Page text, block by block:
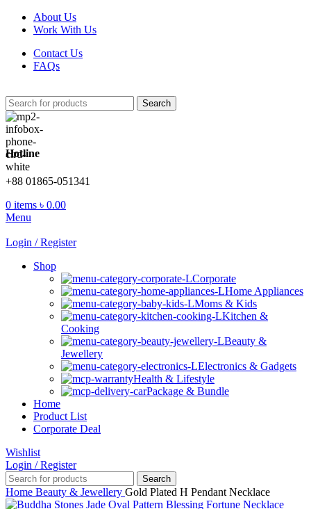
About Us
Work With Us
Contact Us
FAQs
Search
Hotline
+88 01865-051341
0 items ৳ 0.00
Menu
Login / Register
Shop
Corporate
Home Appliances
Moms & Kids
Kitchen &
Cooking
Beauty &
Jewellery
Electronics & Gadgets
Health & Lifestyle
Package & Bundle
Home
Product List
Corporate Deal
Wishlist
Login / Register
Search
Home Beauty & Jewellery Gold Plated H Pendant Necklace